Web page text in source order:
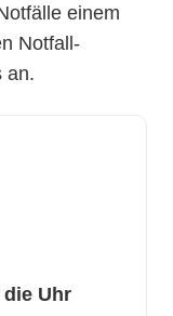
einem
Notfall-
an.
Uhr